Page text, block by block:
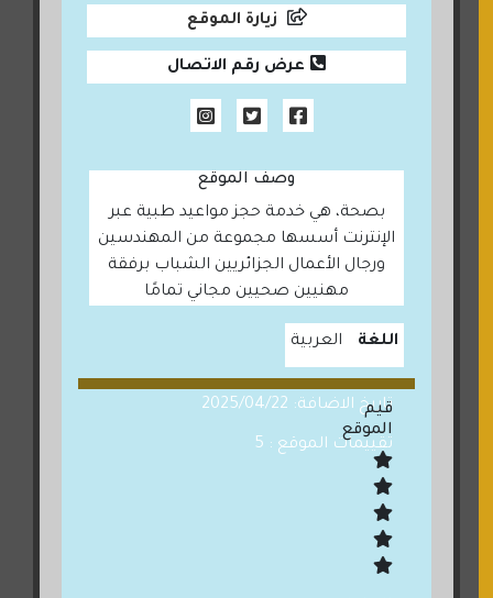
زيارة الموقع
عرض رقم الاتصال
وصف الموقع
بصحة، هي خدمة حجز مواعيد طبية عبر
الإنترنت أسسها مجموعة من المهندسين
ورجال الأعمال الجزائريين الشباب برفقة
مهنيين صحيين مجاني تمامًا
اللغة العربية
تاريخ الاضافة: 2025/04/22
تقييمات الموقع : 5
قيم
الموقع